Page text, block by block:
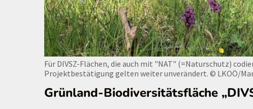
Für DIVSZ-Flächen, die auch mit "NAT" (=Naturschutz)
Projektbestätigung gelten weiter unverändert. © LKOÖ/
Grünland-Biodiversitätsfläche